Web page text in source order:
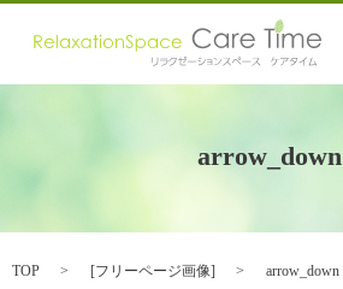
arrow_down
TOP [フリーページ画像] arrow_down